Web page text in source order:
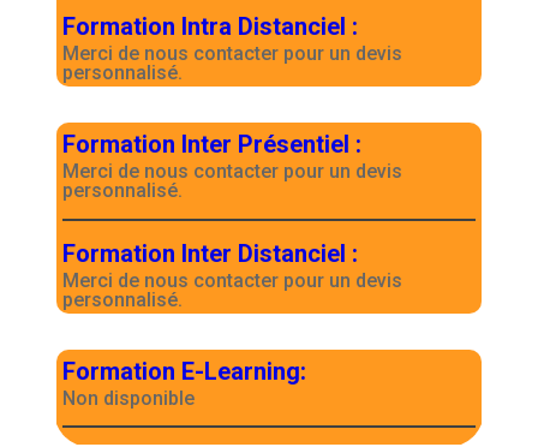
Formation Intra Distanciel :
Merci de nous contacter pour un devis
personnalisé.
Formation Inter Présentiel :
Merci de nous contacter pour un devis
personnalisé.
Formation Inter Distanciel :
Merci de nous contacter pour un devis
personnalisé.
Formation E-Learning:
Non disponible